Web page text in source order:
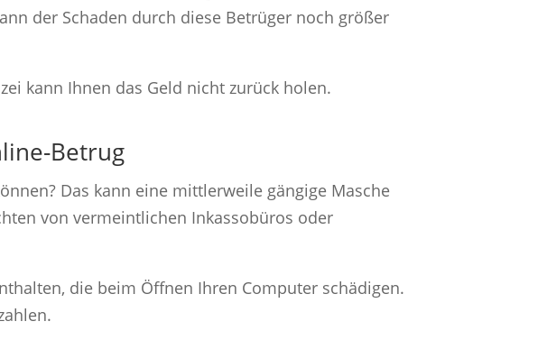
der Schaden durch diese Betrüger noch größer
kann Ihnen das Geld nicht zurück holen.
Betrug
Das kann eine mittlerweile gängige Masche
von vermeintlichen Inkassobüros oder
die beim Öffnen Ihren Computer schädigen.